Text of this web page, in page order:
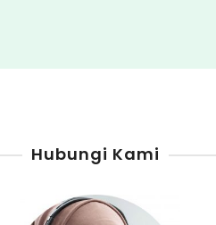
Hubungi Kami